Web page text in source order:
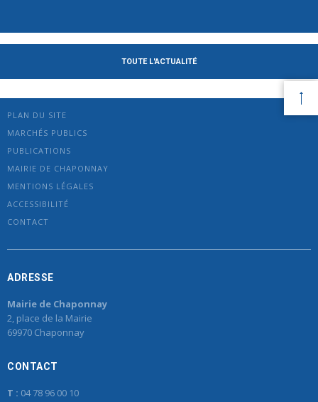
TOUTE L'ACTUALITÉ
PLAN DU SITE
MARCHÉS PUBLICS
PUBLICATIONS
MAIRIE DE CHAPONNAY
MENTIONS LÉGALES
ACCESSIBILITÉ
CONTACT
ADRESSE
Mairie de Chaponnay
2, place de la Mairie
69970 Chaponnay
CONTACT
T : 04 78 96 00 10